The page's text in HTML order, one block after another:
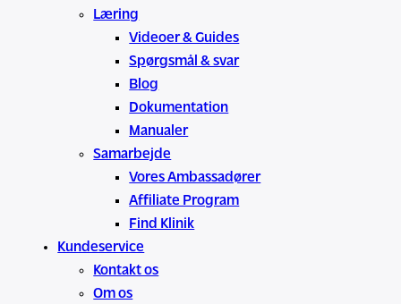
Læring
Videoer & Guides
Spørgsmål & svar
Blog
Dokumentation
Manualer
Samarbejde
Vores Ambassadører
Affiliate Program
Find Klinik
Kundeservice
Kontakt os
Om os